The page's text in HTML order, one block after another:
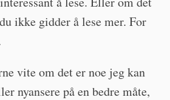
ikke gidder å lese mer. For
vite om det er noe jeg kan
nyansere på en bedre måte,